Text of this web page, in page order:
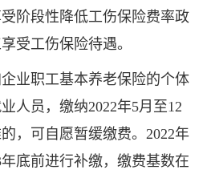
阶段性降低工伤保险费率政
受工伤保险待遇。
业职工基本养老保险的个体
人员，缴纳2022年5月至12
，可自愿暂缓缴费。2022年
底前进行补缴，缴费基数在